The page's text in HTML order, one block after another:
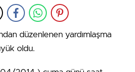
düzenlenen yardımlaşma
oldu.